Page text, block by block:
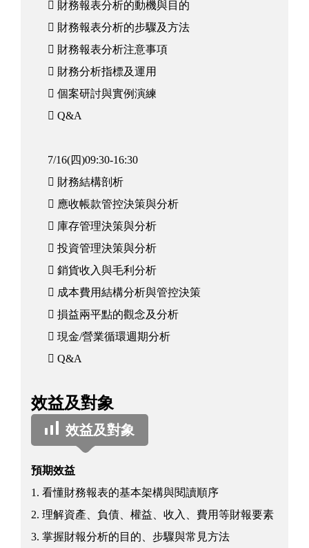
 財務報表分析的動機與目的
 財務報表分析的步驟及方法
 財務報表分析注意事項
 財務分析指標及運用
 個案研討與實例演練
 Q&A
7/16(四)09:30-16:30
 財務結構剖析
 應收帳款管控決策與分析
 庫存管理決策與分析
 投資管理決策與分析
 銷貨收入與毛利分析
 成本費用結構分析與管控決策
 損益兩平點的觀念及分析
 現金/營業循環週期分析
 Q&A
效益及對象
效益及對象
預期效益
1. 看懂財務報表的基本架構與閱讀順序
2. 理解資產、負債、權益、收入、費用等財報要素
3. 掌握財報分析的目的、步驟與常見方法